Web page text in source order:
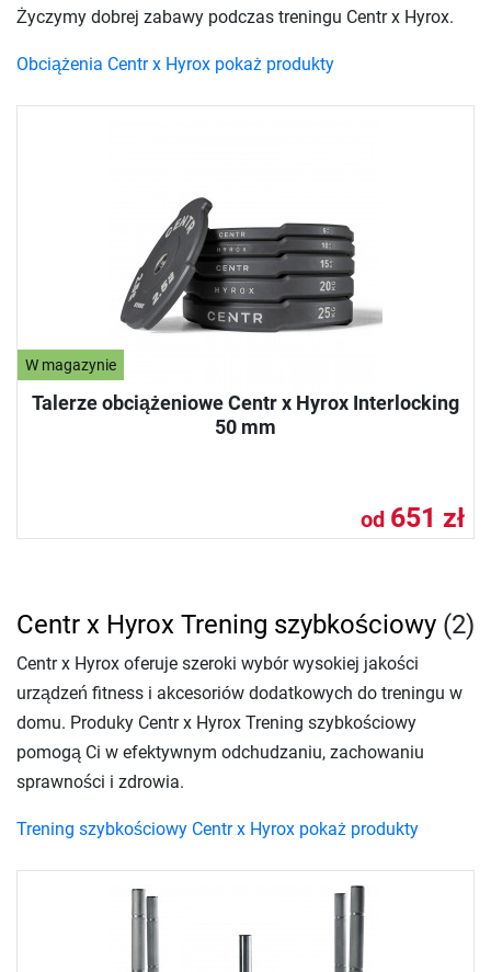
W magazynie
Talerze obciążeniowe Centr x Hyrox Interlocking
50 mm
od 651 zł
Życzymy dobrej zabawy podczas treningu Centr x Hyrox.
Obciążenia Centr x Hyrox pokaż produkty
Centr x Hyrox Trening szybkościowy (2)
Centr x Hyrox oferuje szeroki wybór wysokiej jakości
urządzeń fitness i akcesoriów dodatkowych do treningu w
domu. Produky Centr x Hyrox Trening szybkościowy
pomogą Ci w efektywnym odchudzaniu, zachowaniu
sprawności i zdrowia.
Trening szybkościowy Centr x Hyrox pokaż produkty